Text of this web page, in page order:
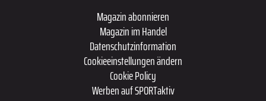
Magazin abonnieren
Magazin im Handel
Datenschutzinformation
Cookieeinstellungen ändern
Cookie Policy
Werben auf SPORTaktiv